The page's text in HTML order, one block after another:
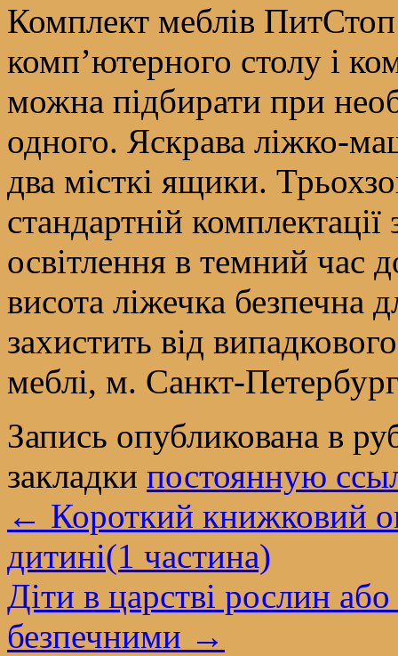
Комплект меблів
комп’ютерного столу і
можна підбирати при
одного. Яскрава ліжко-
два місткі ящики.
стандартній
освітлення в темний час
висота ліжечка безпечна
захистить від
меблі, м. Санкт-
Запись опубликована в
закладки постоянную
← Короткий книжковий
дитині(1 частина)
Діти в царстві рослин
безпечними →